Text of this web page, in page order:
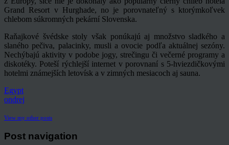
Grand Resort v Hurghade, no je porovnateľný s ktorýmkoľvek
chlebom súkromných pekární Slovenska.
Raňajkové švédske stoly však ponúkajú aj množstvo sladkého a
slaného pečiva, palacinky, musli a ovocie podľa aktuálnej sezóny.
Nechýbajú aktivity v podobe jogy, strečingu či večerné programy a
diskotéky. Poteší rýchlejší internet v porovnaní s 5-hviezdičkovými
hotelmi známejších letovísk a v zimných mesiacoch aj sauna.
Egypt
ondrej
View my other posts
Post navigation